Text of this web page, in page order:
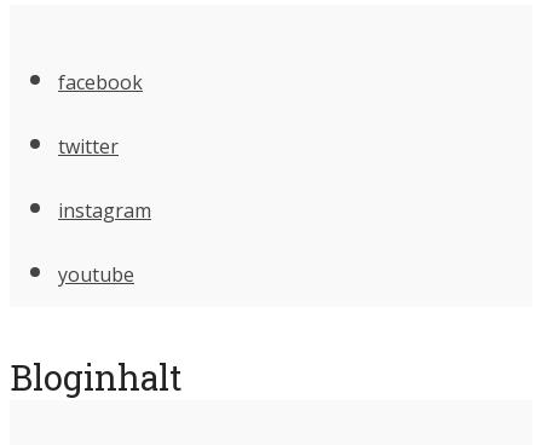
facebook
twitter
instagram
youtube
Bloginhalt